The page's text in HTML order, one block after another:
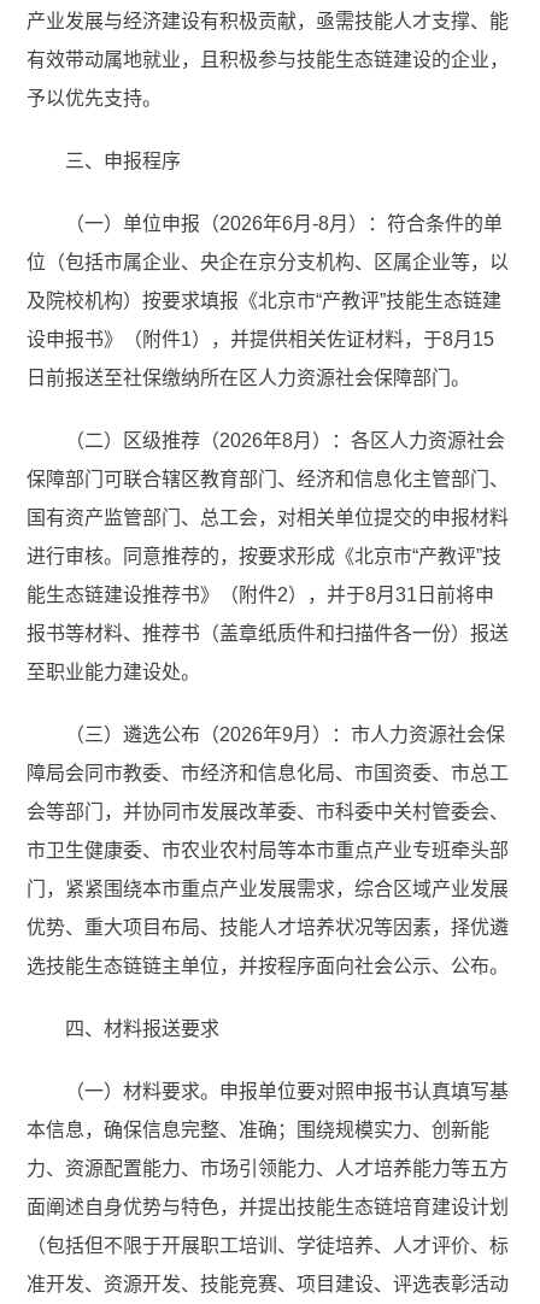
产业发展与经济建设有积极贡献，亟需技能人才支撑、能
有效带动属地就业，且积极参与技能生态链建设的企业，
予以优先支持。
三、申报程序
（一）单位申报（2026年6月-8月）：符合条件的单
位（包括市属企业、央企在京分支机构、区属企业等，以
及院校机构）按要求填报《北京市“产教评”技能生态链建
设申报书》（附件1），并提供相关佐证材料，于8月15
日前报送至社保缴纳所在区人力资源社会保障部门。
（二）区级推荐（2026年8月）：各区人力资源社会
保障部门可联合辖区教育部门、经济和信息化主管部门、
国有资产监管部门、总工会，对相关单位提交的申报材料
进行审核。同意推荐的，按要求形成《北京市“产教评”技
能生态链建设推荐书》（附件2），并于8月31日前将申
报书等材料、推荐书（盖章纸质件和扫描件各一份）报送
至职业能力建设处。
（三）遴选公布（2026年9月）：市人力资源社会保
障局会同市教委、市经济和信息化局、市国资委、市总工
会等部门，并协同市发展改革委、市科委中关村管委会、
市卫生健康委、市农业农村局等本市重点产业专班牵头部
门，紧紧围绕本市重点产业发展需求，综合区域产业发展
优势、重大项目布局、技能人才培养状况等因素，择优遴
选技能生态链链主单位，并按程序面向社会公示、公布。
四、材料报送要求
（一）材料要求。申报单位要对照申报书认真填写基
本信息，确保信息完整、准确；围绕规模实力、创新能
力、资源配置能力、市场引领能力、人才培养能力等五方
面阐述自身优势与特色，并提出技能生态链培育建设计划
（包括但不限于开展职工培训、学徒培养、人才评价、标
准开发、资源开发、技能竞赛、项目建设、评选表彰活动